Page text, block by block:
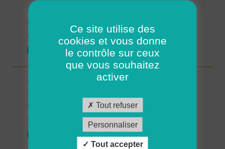
34 - Hérault
POSTULER
Auxiliaire de vie GIGNAC (H/F)
Ce site utilise des
cookies et vous donne
le contrôle sur ceux
que vous souhaitez
activer
Tout refuser
Personnaliser
Tout accepter